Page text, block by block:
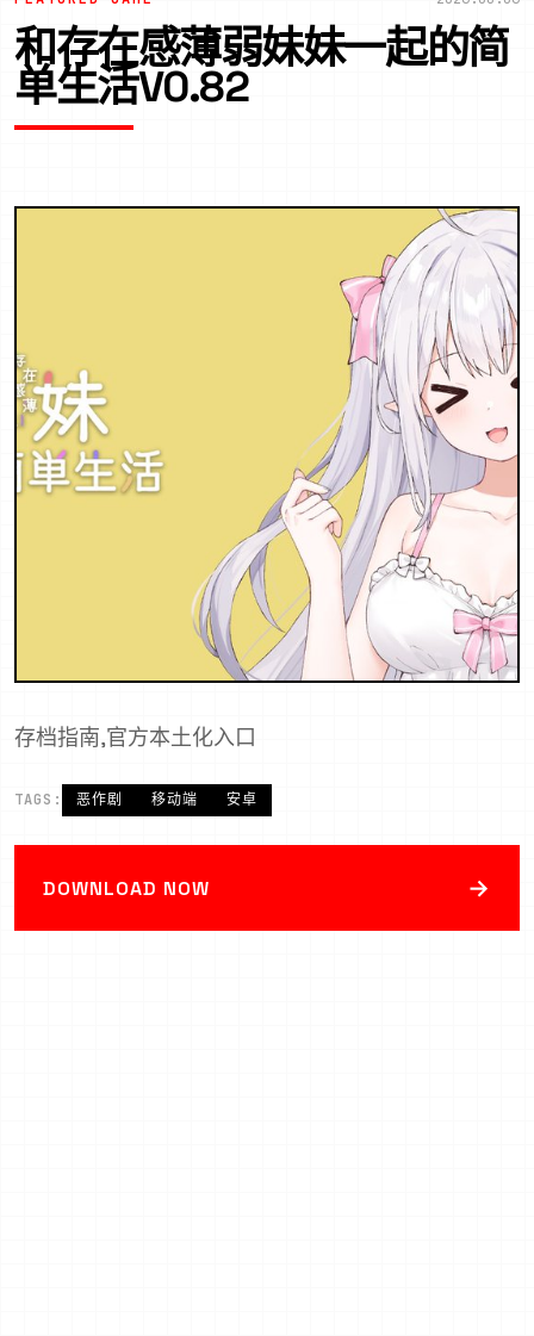
和存在感薄弱妹妹一起的简
单生活V0.82
存档指南,官方本土化入口
TAGS: 恶作剧 移动端 安卓
DOWNLOAD NOW →